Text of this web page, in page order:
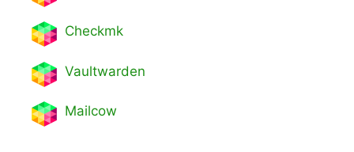
Checkmk
Vaultwarden
Mailcow